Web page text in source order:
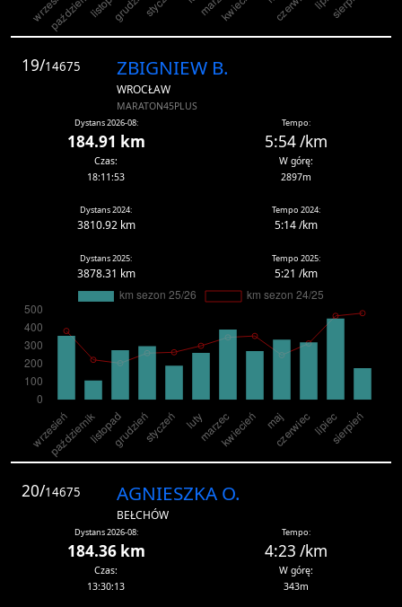
19/14675 ZBIGNIEW B.
WROCŁAW
MARATON45PLUS
Dystans 2026-08:
184.91 km
Tempo:
5:54 /km
Czas:
18:11:53
W górę:
2897m
Dystans 2024:
3810.92 km
Tempo 2024:
5:14 /km
Dystans 2025:
3878.31 km
Tempo 2025:
5:21 /km
20/14675 AGNIESZKA O.
BEŁCHÓW
Dystans 2026-08:
184.36 km
Tempo:
4:23 /km
Czas:
13:30:13
W górę:
343m